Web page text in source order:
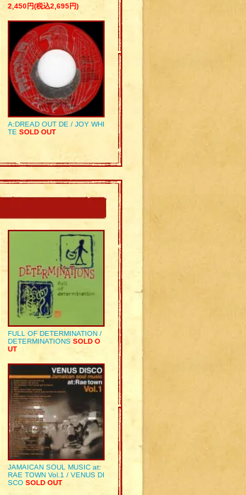
2,450円(税込2,695円)
A:DREAD OUT DE / JOY WHI
TE SOLD OUT
FULL OF DETERMINATION /
DETERMINATIONS SOLD O
UT
JAMAICAN SOUL MUSIC at:
RAE TOWN Vol.1 / VENUS DI
SCO SOLD OUT